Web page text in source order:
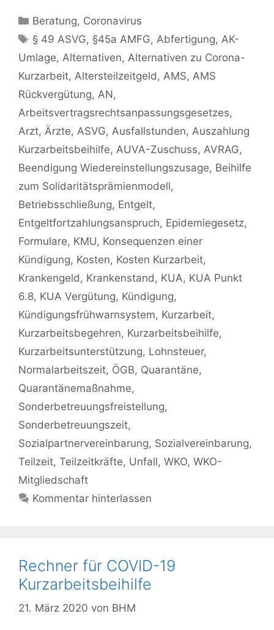
Kategorien
Beratung, Coronavirus
Schlagwörter
§ 49 ASVG, §45a AMFG,Abfertigung,AK-
Umlage, Alternativen, Alternativen zu Corona-
Kurzarbeit, Altersteilzeitgeld, AMS, AMS
Rückvergütung, AN,
Arbeitsvertragsrechtsanpassungsgesetzes,
Arzt, Ärzte, ASVG, Ausfallstunden, Auszahlung
Kurzarbeitsbeihilfe, AUVA-Zuschuss, AVRAG,
Beendigung Wiedereinstellungszusage, Beihilfe
zum Solidaritätsprämienmodell,
Betriebsschließung, Entgelt,
Entgeltfortzahlungsanspruch, Epidemiegesetz,
Formulare, KMU, Konsequenzen einer
Kündigung, Kosten, Kosten Kurzarbeit,
Krankengeld, Krankenstand, KUA, KUA Punkt
6.8, KUA Vergütung, Kündigung,
Kündigungsfrühwarnsystem, Kurzarbeit,
Kurzarbeitsbegehren, Kurzarbeitsbeihilfe,
Kurzarbeitsunterstützung, Lohnsteuer,
Normalarbeitszeit, ÖGB, Quarantäne,
Quarantänemaßnahme,
Sonderbetreuungsfreistellung,
Sonderbetreuungszeit,
Sozialpartnervereinbarung, Sozialvereinbarung,
Teilzeit, Teilzeitkräfte, Unfall, WKO, WKO-
Mitgliedschaft
Kommentar hinterlassen
Rechner für COVID-19
Kurzarbeitsbeihilfe
21. März 2020 von BHM